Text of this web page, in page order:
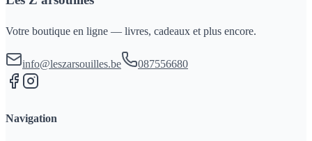
Votre boutique en ligne — livres, cadeaux et plus encore.
info@leszarsouilles.be 087556680
Navigation